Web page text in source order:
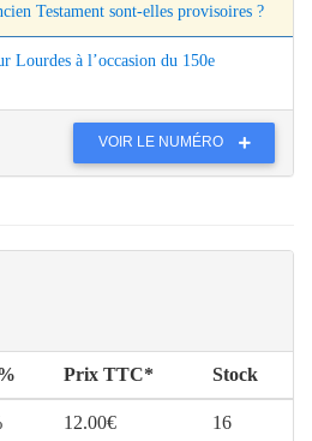
Testament sont-elles provisoires ?
Lourdes à l’occasion du 150e
VOIR LE NUMÉRO
Prix TTC* Stock
12.00€ 16